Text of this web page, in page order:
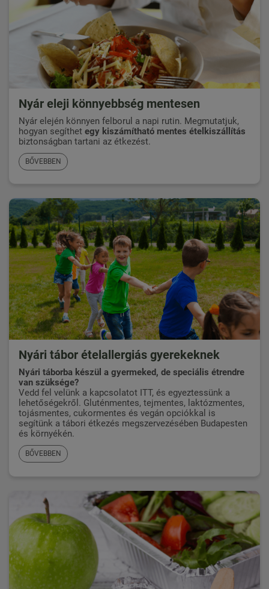
Nyár eleji könnyebbség mentesen
Nyár elején könnyen felborul a napi rutin. Megmutatjuk,
hogyan segíthet egy kiszámítható mentes ételkiszállítás
biztonságban tartani az étkezést.
BŐVEBBEN
Nyári tábor ételallergiás gyerekeknek
Nyári táborba készül a gyermeked, de speciális étrendre
van szüksége?
Vedd fel velünk a kapcsolatot ITT, és egyeztessünk a
lehetőségekről. Gluténmentes, tejmentes, laktózmentes,
tojásmentes, cukormentes és vegán opciókkal is
segítünk a tábori étkezés megszervezésében Budapesten
és környékén.
BŐVEBBEN